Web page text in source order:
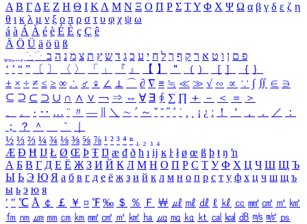
Α Β ΓΔ Ε Ζ Η Θ Ι ΚΛ Μ Ν Ξ Ο Π Ρ Σ ΤΥ Φ Χ Ψ Ω α β γ δ ε ζ η
θ ι κ λ μ ν ξ ο π ρ σ τ υ φ χ ψ ω
á à Á À é è É È ç Ç ê
Ä Ö Ü ä ö ü ß
ִֶֹ ֻּ ׁׂ פ ם ן ו ט א ר ק ף ך ל ח י ע כ ג ד ש ץ ת צ מ נ ה ב
‘ ’ “ ” 〔 〕 〈 〉 「 」 『 』 【 】 ＂ （ ） ［ ］ ｛ ｝
± × ÷ ≠ ≤ ≥ ∞ ∴ ♂ ♀ ∠ ⊥ ⌒ ∂ ∇ ≡ ≒ ≪ ≫ √ ∽ ∝ ∵ ∫ ∬ ∈ ∋
⊆ ⊇ ⊂ ⊃ ∪ ∩ ∧ ∨ ￢ ⇒ ⇔ ∀ ∃ ∮ ∑ ∏ ＋ － ＜ ＝
＞
、
。 · ‥ … ¨ 〃 ― ＼ ∼ ´ ～ ˇ ˘ ˝ ˚ ˙ ¸ ¡ ¿ ː ！ ＇ ， ． ／
：
；
？ ＾ ｀
½ ⅓ ⅔ ¼ ¾ ⅛ ⅜ ⅝ ⅞ ¹ ² ³ ⁴ ⁿ ₁ ₂ ₃ ₄
Æ Ð Ħ Ĳ Ł Ø Œ Þ Ŧ Ŋ æ đ ð ħ ı ĳ ĸ ŀ ł ø œ ß þ ŧ ŋ ŉ
А Б В Г Д Е Ё Ж З И Й К Л М Н О П Р С Т У Ф Х Ц Ч Ш Щ Ъ
Ы Ь Э Ю Я а б в г д е ё ж з и й к л м н о п р с т у ф х ц ч ш щ ъ
ы ь э ю я
′ ″ ℃ Å ￠ ￡ ￥ ¤ ℉ ‰ ＄ ％ Ｆ ￦ ㎕ ㎖ ㎗ ℓ ㎘ ㏄ ㎣ ㎤ ㎥ ㎦
㎙ ㎚ ㎛ ㎜ ㎝ ㎞ ㎟ ㎠ ㎡ ㎢ ㏊ ㎍ ㎎ ㎏ ㏏ ㎈ ㎉ ㏈ ㎧ ㎨ ㎰